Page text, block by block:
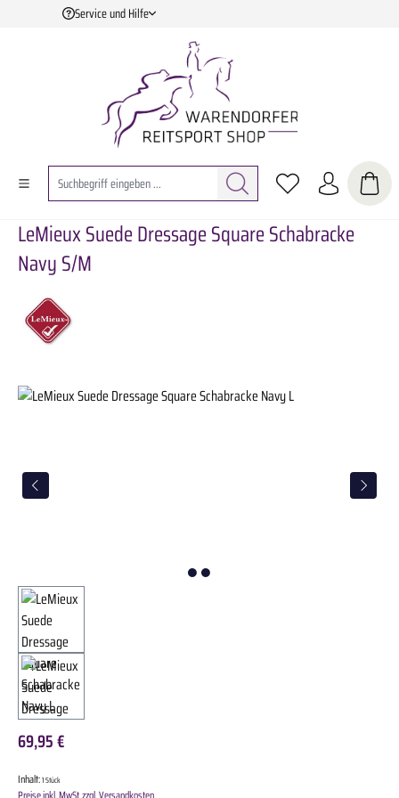
Zum Hauptinhalt springen
Service und Hilfe
LeMieux Suede Dressage Square Schabracke
Navy S/M
Bildergalerie überspringen
69,95 €
Inhalt:1 Stück